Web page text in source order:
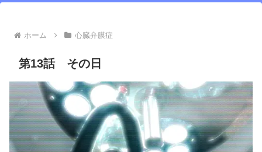
ホーム 心臓弁膜症
第13話 その日